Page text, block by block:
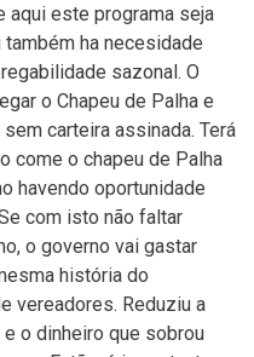
aqui este programa seja
ha necesidade
sazonal. O
o Chapeu de Palha e
carteira assinada. Terá
come o chapeu de Palha
havendo oportunidade
com isto não faltar
o governo vai gastar
história do
vereadores. Reduziu a
o dinheiro que sobrou